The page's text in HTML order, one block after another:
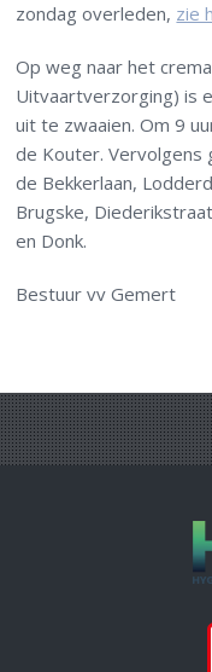
zondag overleden, zie
Op weg naar het
Uitvaartverzorging) is
uit te zwaaien. Om 9
de Kouter.
de Bekkerlaan,
Brugske,
en Donk.
Bestuur vv Gemert